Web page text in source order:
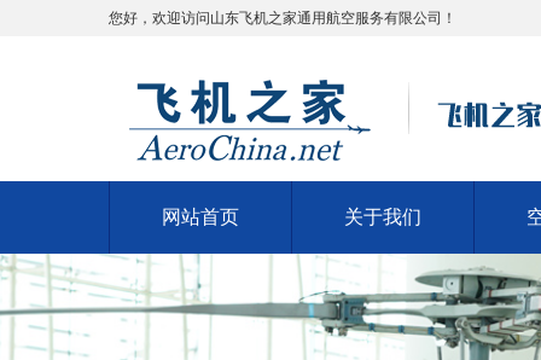
您好，欢迎访问山东飞机之家通用航空服务有限公司！
网站首页 关于我们